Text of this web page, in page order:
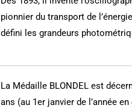
pionnier du transport de
défini les grandeurs
La Médaille BLONDEL est
ans (au 1er janvier de l’année